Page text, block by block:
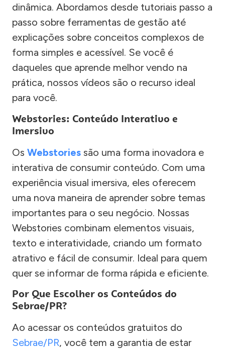
dinâmica. Abordamos desde tutoriais passo a
passo sobre ferramentas de gestão até
explicações sobre conceitos complexos de
forma simples e acessível. Se você é
daqueles que aprende melhor vendo na
prática, nossos vídeos são o recurso ideal
para você.
Webstories: Conteúdo Interativo e
Imersivo
Os Webstories são uma forma inovadora e
interativa de consumir conteúdo. Com uma
experiência visual imersiva, eles oferecem
uma nova maneira de aprender sobre temas
importantes para o seu negócio. Nossas
Webstories combinam elementos visuais,
texto e interatividade, criando um formato
atrativo e fácil de consumir. Ideal para quem
quer se informar de forma rápida e eficiente.
Por Que Escolher os Conteúdos do
Sebrae/PR?
Ao acessar os conteúdos gratuitos do
Sebrae/PR, você tem a garantia de estar